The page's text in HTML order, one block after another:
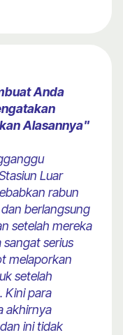
Anda
Alasannya"
Luar
rabun
berlangsung
setelah mereka
sangat serius
melaporkan
setelah
Kini para
akhirnya
ini tidak